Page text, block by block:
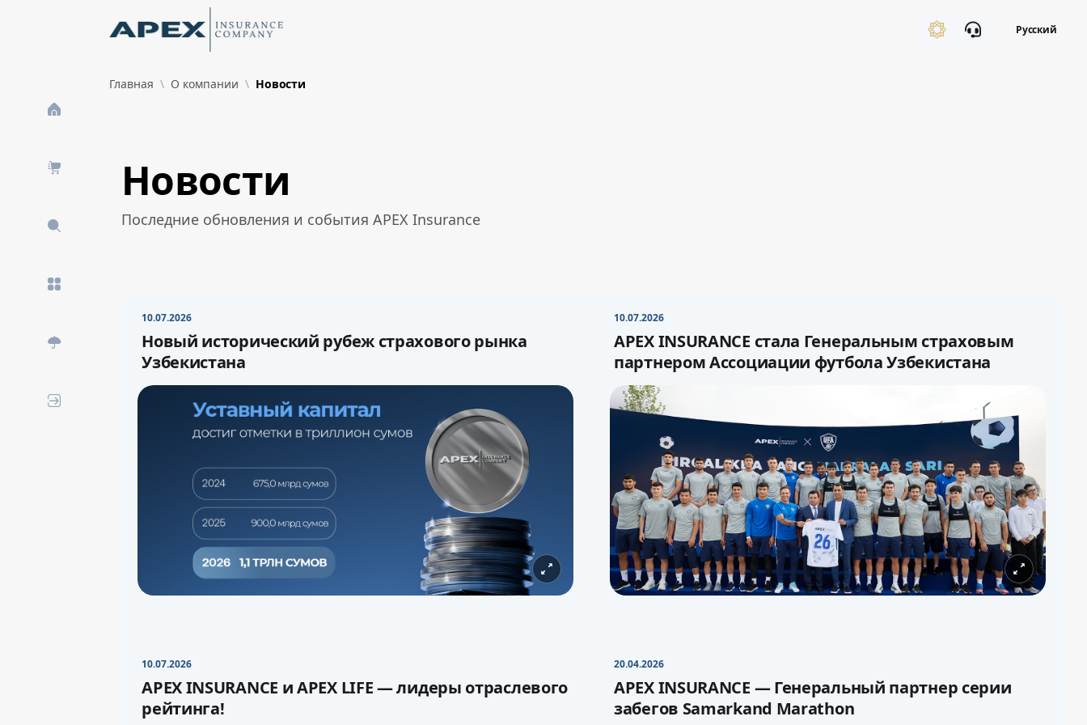
Русский
Главная О компании Новости
Новости
Последние обновления и события APEX Insurance
10.07.2026
Новый исторический рубеж страхового рынка
Узбекистана
сумов
Увеличение уставного капитала укрепляет финансовую
устойчивость компании и существенно расширяет
10.07.2026
APEX INSURANCE стала Генеральным страховым
партнером Ассоциации футбола Узбекистана
APEX INSURANCE стала Генеральным страховым
партнером Ассоциации футбола Узбекистана.
10.07.2026
APEX INSURANCE и APEX LIFE — лидеры отраслевого
рейтинга!
20.04.2026
APEX INSURANCE — Генеральный партнер серии
забегов Samarkand Marathon